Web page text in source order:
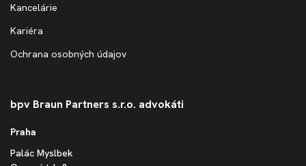
Kancelárie
Kariéra
Ochrana osobných údajov
bpv Braun Partners s.r.o. advokáti
Praha
Palác Myslbek